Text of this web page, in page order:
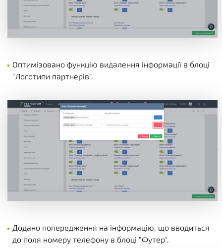
Оптимізовано функцію видалення інформації в блоці
"Логотипи партнерів".
Додано попередження на інформацію, що вводиться
до поля номеру телефону в блоці "Футер".